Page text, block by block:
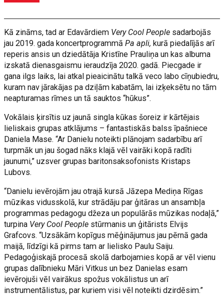
Kā zināms, tad ar Edavārdiem Very Cool People sadarbojās
jau 2019. gada koncertprogrammāPa apli, kurā piedalījās arī
reperis ansis un dziedātāja Kristīne Prauliņa un kas albuma
izskatā dienasgaismu ieraudzīja 2020. gadā. Piecgade ir
gana ilgs laiks, lai atkal pieaicinātu talkā veco labo cīņubiedru,
kuram nav jārakājas pa dziļām kabatām, lai izķeksētu no tām
neapturamas rīmes un tā sauktos “hūkus”.
Vokālais ķirsītis uz jaunā singla kūkas šoreiz ir kārtējais
lieliskais grupas atklājums – fantastiskās balss īpašniece
Daniela Mase. “Ar Danielu noteikti plānojam sadarbību arī
turpmāk un jau šogad nāks klajā vēl vairāki kopā radīti
jaunumi,” uzsver grupas baritonsaksofonists Kristaps
Lubovs.
“Danielu ievērojām jau otrajā kursā Jāzepa Mediņa Rīgas
mūzikas vidusskolā, kur strādāju par ģitāras un ansambļa
programmas pedagogu džeza un populārās mūzikas nodaļā,”
turpina Very Cool People stūrmanis un ģitārists Elvijs
Grafcovs. “Uzsākām kopīgus mēģinājumus jau pērnā gada
maijā, līdzīgi kā pirms tam ar lielisko Paulu Saiju.
Pedagoģiskajā procesā skolā darbojamies kopā ar vēl vienu
grupas dalībnieku Māri Vitkus un bez Danielas esam
ievērojuši vēl vairākus spožus vokālistus un arī
instrumentālistus, par kuriem visi vēl noteikti dzirdēsim.”